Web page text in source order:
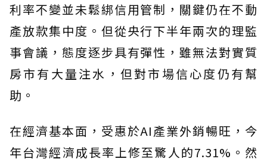
利率不變並未鬆綁信用管制，關鍵仍在不動
產放款集中度。但從央行下半年兩次的理監
事會議，態度逐步具有彈性，雖無法對實質
房市有大量注水，但對市場信心度仍有幫
助。
在經濟基本面，受惠於AI產業外銷暢旺，今
年台灣經濟成長率上修至驚人的7.31%。然